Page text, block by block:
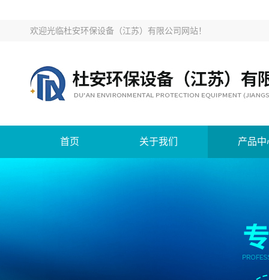
欢迎光临杜安环保设备（江苏）有限公司网站！
首页 关于我们 产品中